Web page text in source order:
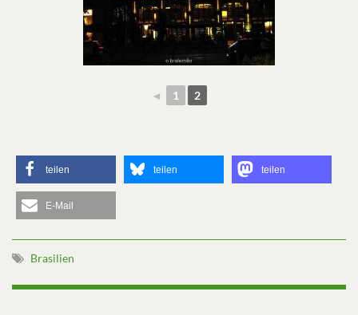
◄ 1 2
teilen teilen teilen
E-Mail
Brasilien